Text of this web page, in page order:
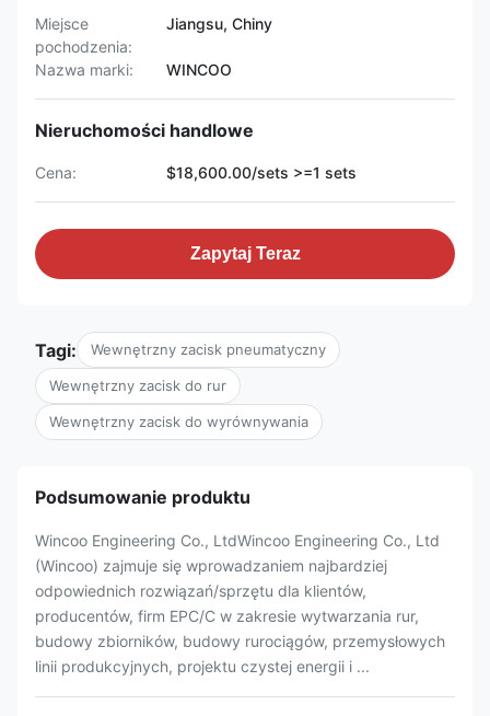
Miejsce
pochodzenia:
Jiangsu, Chiny
Nazwa marki: WINCOO
Nieruchomości handlowe
Cena: $18,600.00/sets >=1 sets
Zapytaj Teraz
Tagi: Wewnętrzny zacisk pneumatyczny
Wewnętrzny zacisk do rur
Wewnętrzny zacisk do wyrównywania
Podsumowanie produktu
Wincoo Engineering Co., LtdWincoo Engineering Co., Ltd
(Wincoo) zajmuje się wprowadzaniem najbardziej
odpowiednich rozwiązań/sprzętu dla klientów,
producentów, firm EPC/C w zakresie wytwarzania rur,
budowy zbiorników, budowy rurociągów, przemysłowych
linii produkcyjnych, projektu czystej energii i ...